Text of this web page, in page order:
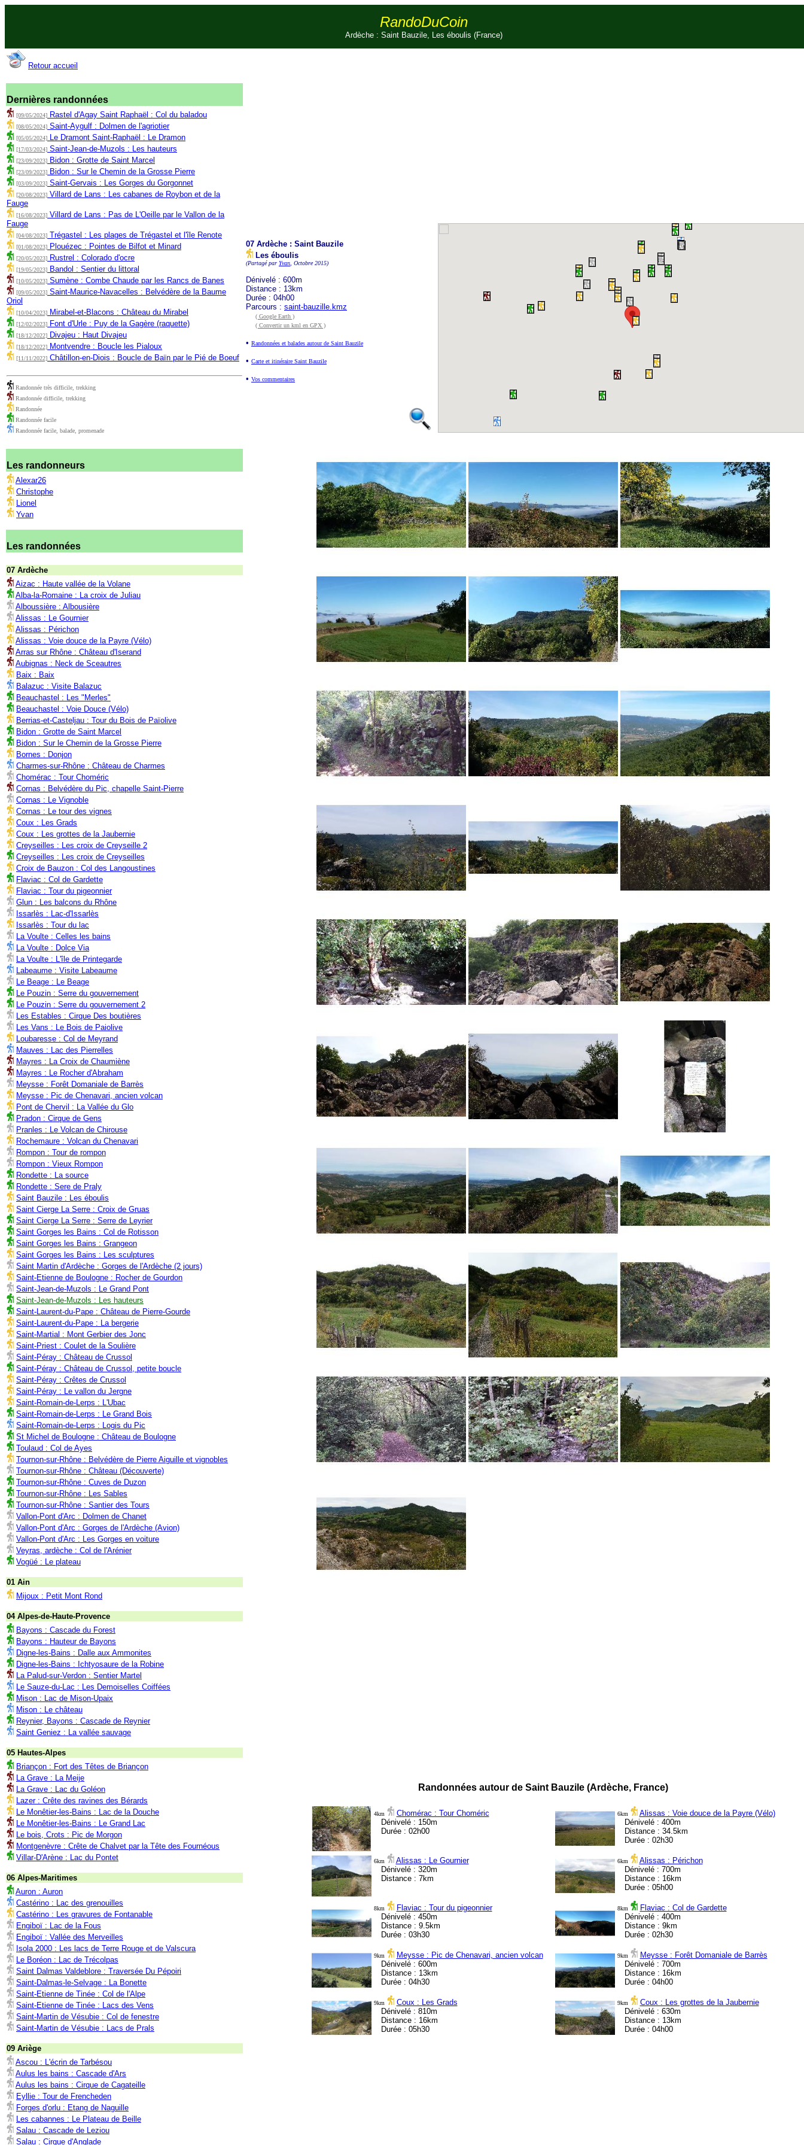
RandoDuCoin
Ardèche : Saint Bauzile, Les éboulis (France)
Retour accueil
Dernières randonnées
[09/05/2024] Rastel d'Agay Saint Raphaël : Col du baladou
[08/05/2024] Saint-Aygulf : Dolmen de l'agriotier
[05/05/2024] Le Dramont Saint-Raphaël : Le Dramon
[17/03/2024] Saint-Jean-de-Muzols : Les hauteurs
[23/09/2023] Bidon : Grotte de Saint Marcel
[23/09/2023] Bidon : Sur le Chemin de la Grosse Pierre
[03/09/2023] Saint-Gervais : Les Gorges du Gorgonnet
[20/08/2023] Villard de Lans : Les cabanes de Roybon et de la
Fauge
[16/08/2023] Villard de Lans : Pas de L'Oeille par le Vallon de la
Fauge
[04/08/2023] Trégastel : Les plages de Trégastel et l'île Renote
[01/08/2023] Plouézec : Pointes de Bilfot et Minard
[20/05/2023] Rustrel : Colorado d'ocre
[19/05/2023] Bandol : Sentier du littoral
[10/05/2023] Sumène : Combe Chaude par les Rancs de Banes
[09/05/2023] Saint-Maurice-Navacelles : Belvédère de la Baume
Oriol
[10/04/2023] Mirabel-et-Blacons : Château du Mirabel
[12/02/2023] Font d'Urle : Puy de la Gagère (raquette)
[18/12/2022] Divajeu : Haut Divajeu
[18/12/2022] Montvendre : Boucle les Pialoux
[11/11/2022] Châtillon-en-Diois : Boucle de Baïn par le Pié de Boeuf
Randonnée très difficile, trekking
Randonnée difficile, trekking
Randonnée
Randonnée facile
Randonnée facile, balade, promenade
Les randonneurs
Alexar26
Christophe
Lionel
Yvan
Les randonnées
07 Ardèche
Aizac : Haute vallée de la Volane
Alba-la-Romaine : La croix de Juliau
Alboussière : Albousière
Alissas : Le Gournier
Alissas : Périchon
Alissas : Voie douce de la Payre (Vélo)
Arras sur Rhône : Château d'Iserand
Aubignas : Neck de Sceautres
Baix : Baix
Balazuc : Visite Balazuc
Beauchastel : Les "Merles"
Beauchastel : Voie Douce (Vélo)
Berrias-et-Casteljau : Tour du Bois de Païolive
Bidon : Grotte de Saint Marcel
Bidon : Sur le Chemin de la Grosse Pierre
Bornes : Donjon
Charmes-sur-Rhône : Château de Charmes
Chomérac : Tour Choméric
Cornas : Belvédère du Pic, chapelle Saint-Pierre
Cornas : Le Vignoble
Cornas : Le tour des vignes
Coux : Les Grads
Coux : Les grottes de la Jaubernie
Creyseilles : Les croix de Creyseille 2
Creyseilles : Les croix de Creyseilles
Croix de Bauzon : Col des Langoustines
Flaviac : Col de Gardette
Flaviac : Tour du pigeonnier
Glun : Les balcons du Rhône
Issarlès : Lac-d'Issarlès
Issarlès : Tour du lac
La Voulte : Celles les bains
La Voulte : Dolce Via
La Voulte : L'île de Printegarde
Labeaume : Visite Labeaume
Le Beage : Le Beage
Le Pouzin : Serre du gouvernement
Le Pouzin : Serre du gouvernement 2
Les Estables : Cirque Des boutières
Les Vans : Le Bois de Paiolive
Loubaresse : Col de Meyrand
Mauves : Lac des Pierrelles
Mayres : La Croix de Chaumiène
Mayres : Le Rocher d'Abraham
Meysse : Forêt Domaniale de Barrès
Meysse : Pic de Chenavari, ancien volcan
Pont de Chervil : La Vallée du Glo
Pradon : Cirque de Gens
Pranles : Le Volcan de Chirouse
Rochemaure : Volcan du Chenavari
Rompon : Tour de rompon
Rompon : Vieux Rompon
Rondette : La source
Rondette : Sere de Praly
Saint Bauzile : Les éboulis
Saint Cierge La Serre : Croix de Gruas
Saint Cierge La Serre : Serre de Leyrier
Saint Gorges les Bains : Col de Rotisson
Saint Gorges les Bains : Grangeon
Saint Gorges les Bains : Les sculptures
Saint Martin d'Ardèche : Gorges de l'Ardèche (2 jours)
Saint-Etienne de Boulogne : Rocher de Gourdon
Saint-Jean-de-Muzols : Le Grand Pont
Saint-Jean-de-Muzols : Les hauteurs
Saint-Laurent-du-Pape : Château de Pierre-Gourde
Saint-Laurent-du-Pape : La bergerie
Saint-Martial : Mont Gerbier des Jonc
Saint-Priest : Coulet de la Soulière
Saint-Péray : Château de Crussol
Saint-Péray : Château de Crussol, petite boucle
Saint-Péray : Crêtes de Crussol
Saint-Péray : Le vallon du Jergne
Saint-Romain-de-Lerps : L'Ubac
Saint-Romain-de-Lerps : Le Grand Bois
Saint-Romain-de-Lerps : Logis du Pic
St Michel de Boulogne : Château de Boulogne
Toulaud : Col de Ayes
Tournon-sur-Rhône : Belvédère de Pierre Aiguille et vignobles
Tournon-sur-Rhône : Château (Découverte)
Tournon-sur-Rhône : Cuves de Duzon
Tournon-sur-Rhône : Les Sables
Tournon-sur-Rhône : Santier des Tours
Vallon-Pont d'Arc : Dolmen de Chanet
Vallon-Pont d'Arc : Gorges de l'Ardèche (Avion)
Vallon-Pont d'Arc : Les Gorges en voiture
Veyras, ardèche : Col de l'Arénier
Vogüé : Le plateau
01 Ain
Mijoux : Petit Mont Rond
04 Alpes-de-Haute-Provence
Bayons : Cascade du Forest
Bayons : Hauteur de Bayons
Digne-les-Bains : Dalle aux Ammonites
Digne-les-Bains : Ichtyosaure de la Robine
La Palud-sur-Verdon : Sentier Martel
Le Sauze-du-Lac : Les Demoiselles Coiffées
Mison : Lac de Mison-Upaix
Mison : Le château
Reynier, Bayons : Cascade de Reynier
Saint Geniez : La vallée sauvage
05 Hautes-Alpes
Briançon : Fort des Têtes de Briançon
La Grave : La Meije
La Grave : Lac du Goléon
Lazer : Crête des ravines des Bérards
Le Monêtier-les-Bains : Lac de la Douche
Le Monêtier-les-Bains : Le Grand Lac
Le bois, Crots : Pic de Morgon
Montgenèvre : Crête de Chalvet par la Tête des Fournéous
Villar-D'Arène : Lac du Pontet
06 Alpes-Maritimes
Auron : Auron
Castérino : Lac des grenouilles
Castérino : Les gravures de Fontanable
Engiboï : Lac de la Fous
Engiboï : Vallée des Merveilles
Isola 2000 : Les lacs de Terre Rouge et de Valscura
Le Boréon : Lac de Trécolpas
Saint Dalmas Valdeblore : Traversée Du Pépoiri
Saint-Dalmas-le-Selvage : La Bonette
Saint-Etienne de Tinée : Col de l'Alpe
Saint-Etienne de Tinée : Lacs des Vens
Saint-Martin de Vésubie : Col de fenestre
Saint-Martin de Vésubie : Lacs de Prals
09 Ariège
Ascou : L'écrin de Tarbésou
Aulus les bains : Cascade d'Ars
Aulus les bains : Cirque de Cagateille
Eyllie : Tour de Frencheden
Forges d'orlu : Etang de Naguille
Les cabannes : Le Plateau de Beille
Salau : Cascade de Leziou
Salau : Cirque d'Anglade
07 Ardèche : Saint Bauzile
Les éboulis
(Partagé par Yvan , Octobre 2015)
Dénivelé : 600m
Distance : 13km
Durée : 04h00
Parcours : saint-bauzille.kmz
( Google Earth )
( Convertir un kml en GPX )
• Randonnées et balades autour de Saint Bauzile
• Carte et itinéraire Saint Bauzile
• Vos commentaires
Randonnées autour de Saint Bauzile (Ardèche, France)
4km
Chomérac : Tour Choméric
Dénivelé : 150m
Durée : 02h00
6km
Alissas : Voie douce de la Payre (Vélo)
Dénivelé : 400m
Distance : 34.5km
Durée : 02h30
6km
Alissas : Le Gournier
Dénivelé : 320m
Distance : 7km
6km
Alissas : Périchon
Dénivelé : 700m
Distance : 16km
Durée : 05h00
8km
Flaviac : Tour du pigeonnier
Dénivelé : 450m
Distance : 9.5km
Durée : 03h30
8km
Flaviac : Col de Gardette
Dénivelé : 400m
Distance : 9km
Durée : 02h30
9km
Meysse : Pic de Chenavari, ancien volcan
Dénivelé : 600m
Distance : 13km
Durée : 04h30
9km
Meysse : Forêt Domaniale de Barrès
Dénivelé : 700m
Distance : 16km
Durée : 04h00
9km
Coux : Les Grads
Dénivelé : 810m
Distance : 16km
Durée : 05h30
9km
Coux : Les grottes de la Jaubernie
Dénivelé : 630m
Distance : 13km
Durée : 04h00